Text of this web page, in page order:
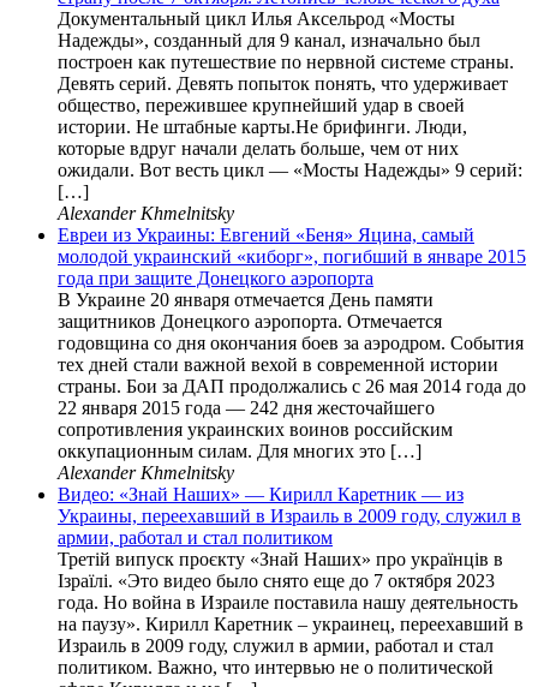
Документальный цикл Илья Аксельрод «Мосты
Надежды», созданный для 9 канал, изначально был
построен как путешествие по нервной системе страны.
Девять серий. Девять попыток понять, что удерживает
общество, пережившее крупнейший удар в своей
истории. Не штабные карты.Не брифинги. Люди,
которые вдруг начали делать больше, чем от них
ожидали. Вот весть цикл — «Мосты Надежды» 9 серий:
[…]
Alexander Khmelnitsky
Евреи из Украины: Евгений «Беня» Яцина, самый
молодой украинский «киборг», погибший в январе 2015
года при защите Донецкого аэропорта
В Украине 20 января отмечается День памяти
защитников Донецкого аэропорта. Отмечается
годовщина со дня окончания боев за аэродром. События
тех дней стали важной вехой в современной истории
страны. Бои за ДАП продолжались с 26 мая 2014 года до
22 января 2015 года — 242 дня жесточайшего
сопротивления украинских воинов российским
оккупационным силам. Для многих это […]
Alexander Khmelnitsky
Видео: «Знай Наших» — Кирилл Каретник — из
Украины, переехавший в Израиль в 2009 году, служил в
армии, работал и стал политиком
Третій випуск проєкту «Знай Наших» про українців в
Ізраїлі. «Это видео было снято еще до 7 октября 2023
года. Но война в Израиле поставила нашу деятельность
на паузу». Кирилл Каретник – украинец, переехавший в
Израиль в 2009 году, служил в армии, работал и стал
политиком. Важно, что интервью не о политической